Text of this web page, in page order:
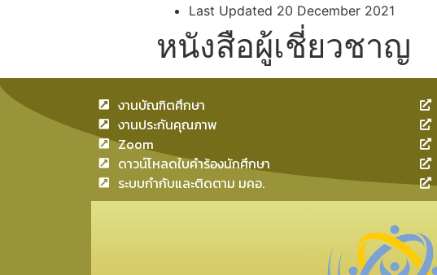
Last Updated 20 December 2021
หนังสือผู้เชี่ยวชาญ
งานบัณฑิตศึกษา
งานประกันคุณภาพ
Zoom
ดาวน์โหลดใบคำร้องนักศึกษา
ระบบกำกับและติดตาม มคอ.